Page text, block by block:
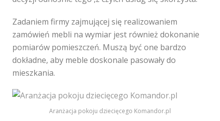
Zadaniem firmy zajmującej się realizowaniem
zamówień mebli na wymiar jest również dokonanie
pomiarów pomieszczeń. Muszą być one bardzo
dokładne, aby meble doskonale pasowały do
mieszkania.
Aranżacja pokoju dziecięcego Komandor.pl